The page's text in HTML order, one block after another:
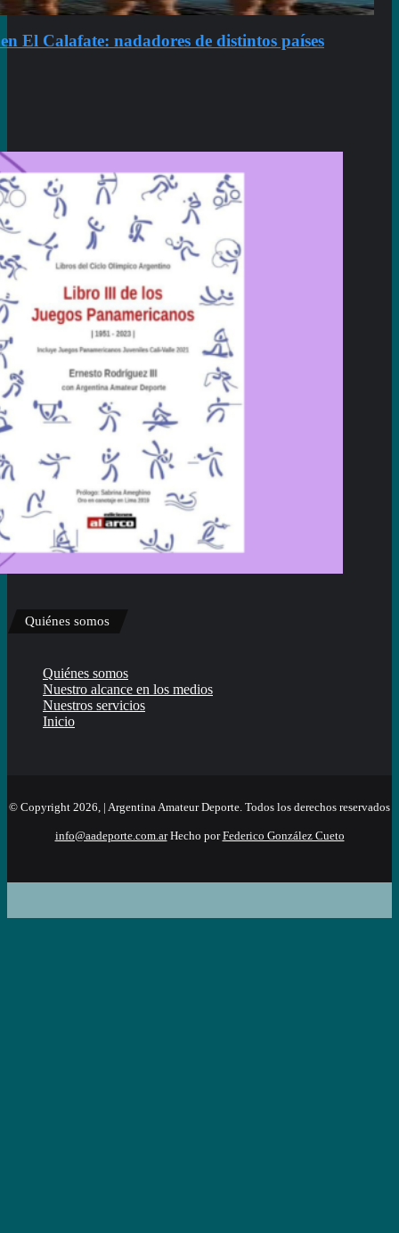
El Calafate: nadadores de distintos países
Quiénes somos
Quiénes somos
Nuestro alcance en los medios
Nuestros servicios
Inicio
© Copyright 2026, | Argentina Amateur Deporte. Todos los derechos reservados
info@aadeporte.com.arHecho porFederico González Cueto